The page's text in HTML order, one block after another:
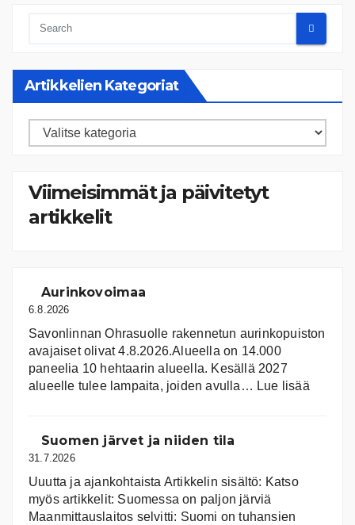
Artikkelien Kategoriat
Artikkelien
Viimeisimmät ja päivitetyt
artikkelit
Aurinkovoimaa
6.8.2026
Savonlinnan Ohrasuolle rakennetun aurinkopuiston
avajaiset olivat 4.8.2026.Alueella on 14.000
paneelia 10 hehtaarin alueella. Kesällä 2027
alueelle tulee lampaita, joiden avulla… Lue lisää:
Suomen järvet ja niiden tila
31.7.2026
Uuutta ja ajankohtaista Artikkelin sisältö: Katso
myös artikkelit: Suomessa on pal­jon jär­viä
Maanmittauslaitos selvitti: Suomi on tuhansien